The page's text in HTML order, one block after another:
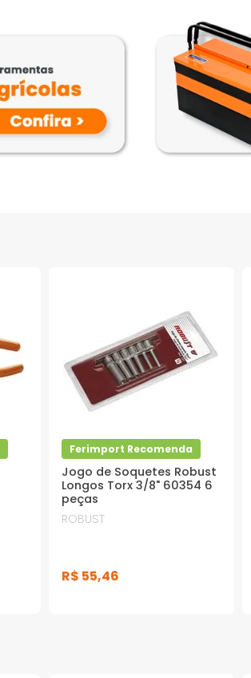
Ferimport Recomenda
Jogo de Soquetes Robust
Longos Torx 3/8" 60354 6
peças
ROBUST
R$ 55,46